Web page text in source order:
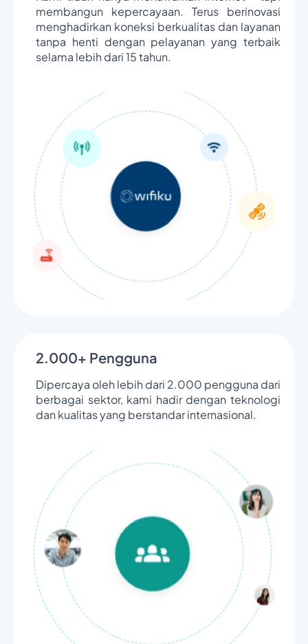
membangun kepercayaan. Terus berinovasi
menghadirkan koneksi berkualitas dan layanan
tanpa henti dengan pelayanan yang terbaik
selama lebih dari 15 tahun.
2.000+ Pengguna
Dipercaya oleh lebih dari 2.000 pengguna dari
berbagai sektor, kami hadir dengan teknologi
dan kualitas yang berstandar internasional.